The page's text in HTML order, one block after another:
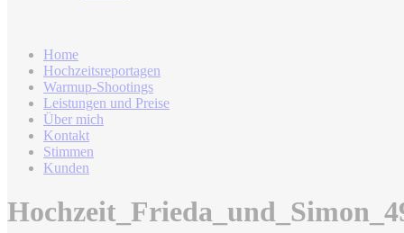
Home
Hochzeitsreportagen
Warmup-Shootings
Leistungen und Preise
Über mich
Kontakt
Stimmen
Kunden